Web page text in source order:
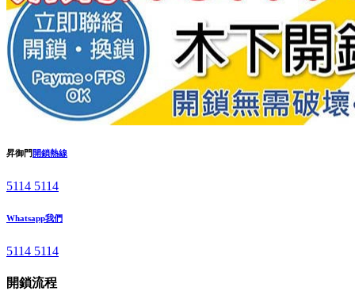
昇御門開鎖熱線
5114 5114
Whatsapp我們
5114 5114
開鎖流程